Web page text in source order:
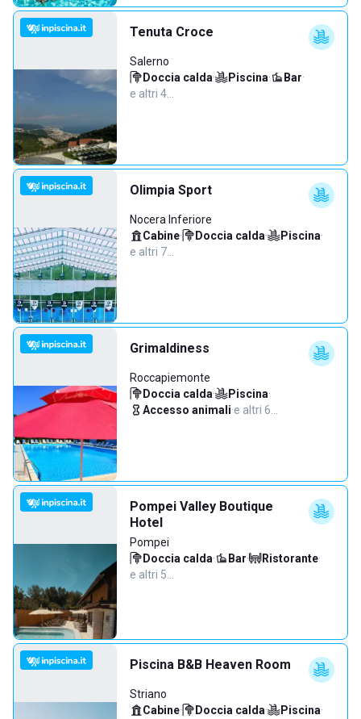
Tenuta Croce
Salerno
Doccia calda· Piscina· Bar·
e altri 4…
Olimpia Sport
Nocera Inferiore
Cabine· Doccia calda· Piscina·
e altri 7…
Grimaldiness
Roccapiemonte
Doccia calda· Piscina·
Accesso animali·e altri 6…
Pompei Valley Boutique
Hotel
Pompei
Doccia calda· Bar· Ristorante·
e altri 5…
Piscina B&B Heaven Room
Striano
Cabine· Doccia calda· Piscina·